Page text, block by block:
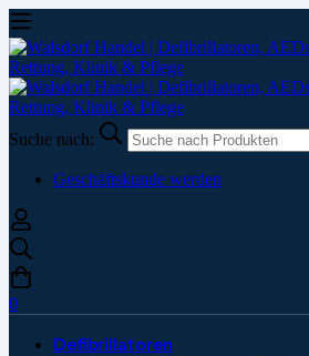
Suche nach:
Geschäftskunde werden
0
Defibrillatoren